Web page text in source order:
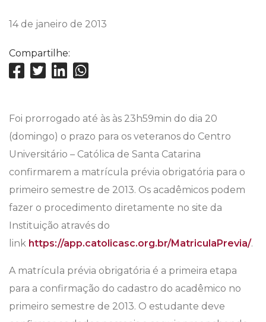
14 de janeiro de 2013
Compartilhe:
Foi prorrogado até às às 23h59min d o dia 20
(domingo) o prazo para os veteranos do Centro
Universitário – Católica de Santa Catarina
confirmarem a matrícula prévia obrigatória para o
primeiro semestre de 2013. Os acadêmicos podem
fazer o procedimento diretamente no site da
Instituição através do
link https://app.catolicasc.org.br/MatriculaPrevia/.
A matrícula prévia obrigatória é a primeira etapa
para a confirmação do cadastro do acadêmico no
primeiro semestre de 2013. O estudante deve